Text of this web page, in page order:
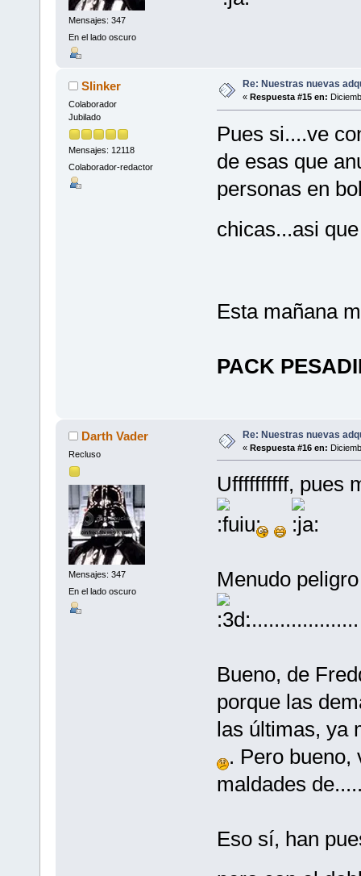
Mensajes: 347
En el lado oscuro
Slinker
Colaborador
Jubilado
Mensajes: 12118
Colaborador-redactor
Re: Nuestras nuevas
« Respuesta #15 en:
Pues si....ve
de esas que
personas en
chicas...asi
Esta mañana
PACK
Darth Vader
Recluso
Mensajes: 347
En el lado oscuro
Re: Nuestras nuevas
« Respuesta #16 en:
Uffffffffff, pues
Menudo
Bueno, de
porque las
las últimas, ya
. Pero bueno,
maldades
Eso sí, han